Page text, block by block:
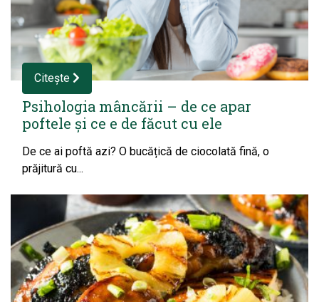
Citește
Psihologia mâncării – de ce apar
poftele și ce e de făcut cu ele
De ce ai poftă azi? O bucățică de ciocolată fină, o
prăjitură cu...